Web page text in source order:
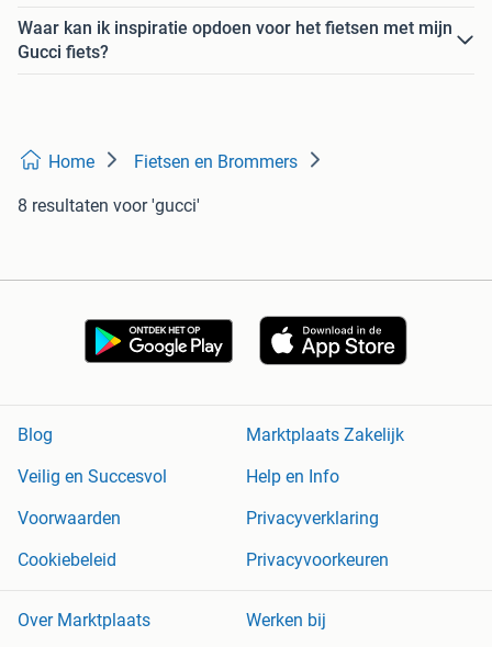
Waar kan ik inspiratie opdoen voor het fietsen met mijn
Gucci fiets?
Home Fietsen en Brommers
8 resultaten voor 'gucci'
Blog
Marktplaats Zakelijk
Veilig en Succesvol
Help en Info
Voorwaarden
Privacyverklaring
Cookiebeleid
Privacyvoorkeuren
Over Marktplaats Werken bij